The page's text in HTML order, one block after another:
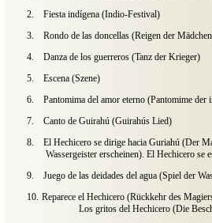
2.
Fiesta indígena (Indio-Festival)
3.
Rondo de las doncellas (Reigen der
4.
Danza de los guerreros (Tanz der Krieger)
5.
Escena (Szene)
6.
Pantomima del amor eterno (Pantomime der
7.
Canto de Guirahú (Guirahús Lied)
8.
El Hechicero se dirige hacia Guriahú (Der
Wassergeister erscheinen). El Hechicero
9.
Juego de las deidades del agua (Spiel der
10. Reparece el Hechicero (Rückkehr des
Los gritos del Hechicero (Die